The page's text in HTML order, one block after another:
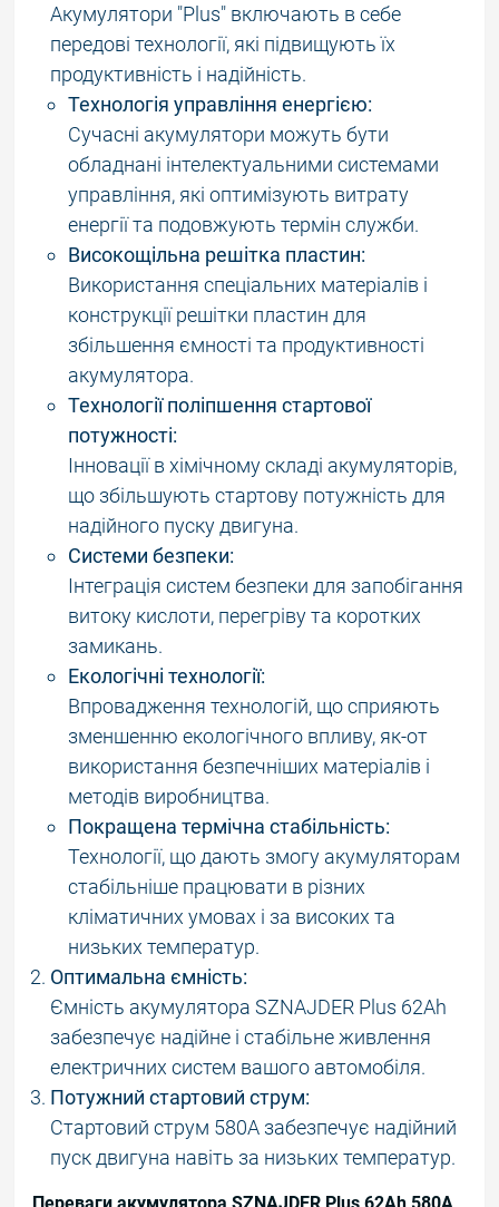
Акумулятори "Plus" включають в себе
передові технології, які підвищують їх
продуктивність і надійність.
Технологія управління енергією:
Сучасні акумулятори можуть бути
обладнані інтелектуальними системами
управління, які оптимізують витрату
енергії та подовжують термін служби.
Високощільна решітка пластин:
Використання спеціальних матеріалів і
конструкції решітки пластин для
збільшення ємності та продуктивності
акумулятора.
Технології поліпшення стартової
потужності:
Інновації в хімічному складі акумуляторів,
що збільшують стартову потужність для
надійного пуску двигуна.
Системи безпеки:
Інтеграція систем безпеки для запобігання
витоку кислоти, перегріву та коротких
замикань.
Екологічні технології:
Впровадження технологій, що сприяють
зменшенню екологічного впливу, як-от
використання безпечніших матеріалів і
методів виробництва.
Покращена термічна стабільність:
Технології, що дають змогу акумуляторам
стабільніше працювати в різних
кліматичних умовах і за високих та
низьких температур.
Оптимальна ємність:
Ємність акумулятора SZNAJDER Plus 62Ah
забезпечує надійне і стабільне живлення
електричних систем вашого автомобіля.
Потужний стартовий струм:
Стартовий струм 580A забезпечує надійний
пуск двигуна навіть за низьких температур.
Переваги акумулятора SZNAJDER Plus 62Ah 580A